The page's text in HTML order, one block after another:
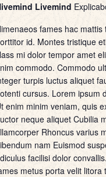
Livemind
fames hac
id. Montes tristique
mi dolor tempor amet
commodo. Commodo
turpis luctus aliquet
cursus. Lorem ipsum
enim minim veniam, quis
neque aliquet Cubilia
Rhoncus varius
nam Euismod
facilisi dolor
metus porta velit